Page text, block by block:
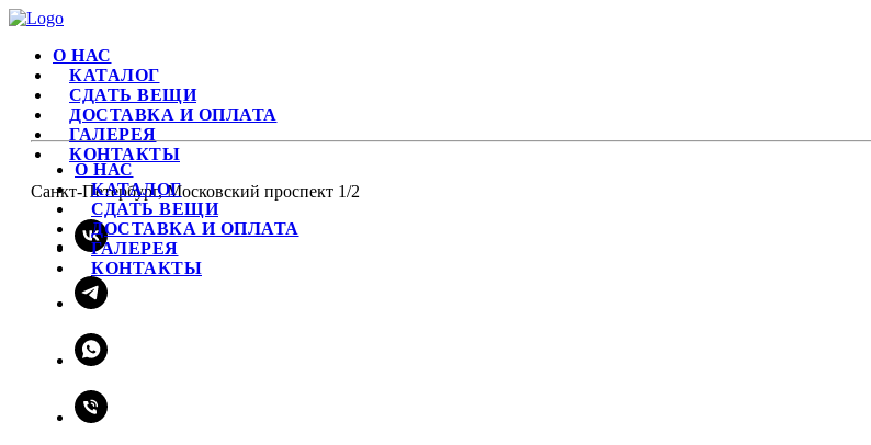
О НАС
КАТАЛОГ
СДАТЬ ВЕЩИ
ДОСТАВКА И ОПЛАТА
ГАЛЕРЕЯ
КОНТАКТЫ
Санкт-Петербург, Московский проспект 1/2
О НАС
КАТАЛОГ
СДАТЬ ВЕЩИ
ДОСТАВКА И ОПЛАТА
ГАЛЕРЕЯ
КОНТАКТЫ